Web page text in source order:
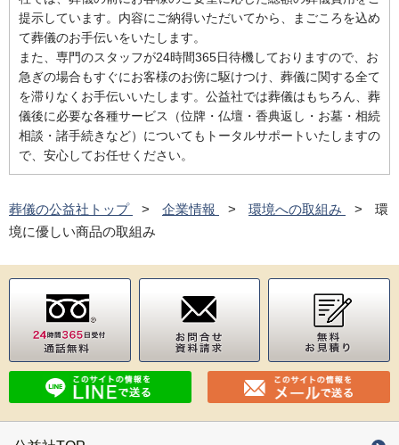
提示しています。内容にご納得いただいてから、まごころを込め
て葬儀のお手伝いをいたします。
また、専門のスタッフが24時間365日待機しておりますので、お
急ぎの場合もすぐにお客様のお傍に駆けつけ、葬儀に関する全て
を滞りなくお手伝いいたします。公益社では葬儀はもちろん、葬
儀後に必要な各種サービス（位牌・仏壇・香典返し・お墓・相続
相談・諸手続きなど）についてもトータルサポートいたしますの
で、安心してお任せください。
葬儀の公益社トップ 企業情報 環境への取組み
環
境に優しい商品の取組み